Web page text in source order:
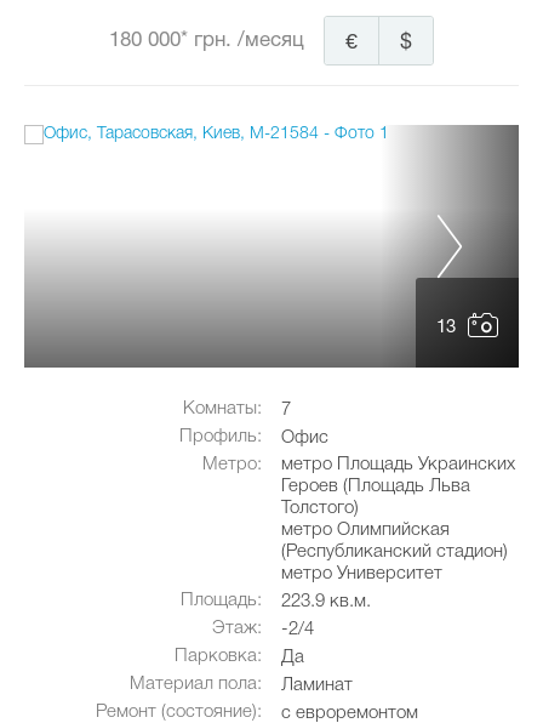
180 000* грн. /месяц $
€
13
Комнаты:
7
Профиль:
Офис
Метро:
метро Площадь Украинских
Героев (Площадь Льва
Толстого)
метро Олимпийская
(Республиканский стадион)
метро Университет
Площадь:
223.9 кв.м.
Этаж:
-2/4
Парковка:
Да
Материал пола:
Ламинат
Ремонт (состояние):
с евроремонтом